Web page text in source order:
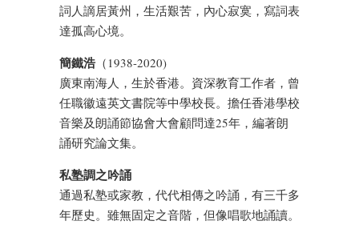
詞人謫居黃州，生活艱苦，內心寂寞，寫詞表
達孤高心境。
簡鐵浩 （1938-2020)
廣東南海人，生於香港。資深教育工作者，曾
任職徽遠英文書院等中學校長。擔任香港學校
音樂及朗誦節協會大會顧問達25年，編著朗
誦研究論文集。
私塾調之吟誦
通過私塾或家教，代代相傳之吟誦，有三千多
年歷史。雖無固定之音階，但像唱歌地誦讀。